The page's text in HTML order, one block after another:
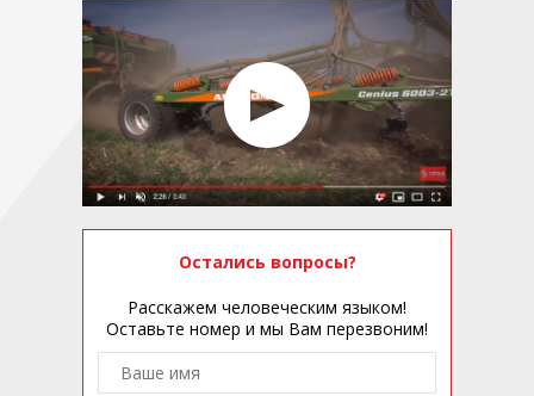
Остались вопросы?
Расскажем человеческим языком!
Оставьте номер и мы Вам перезвоним!